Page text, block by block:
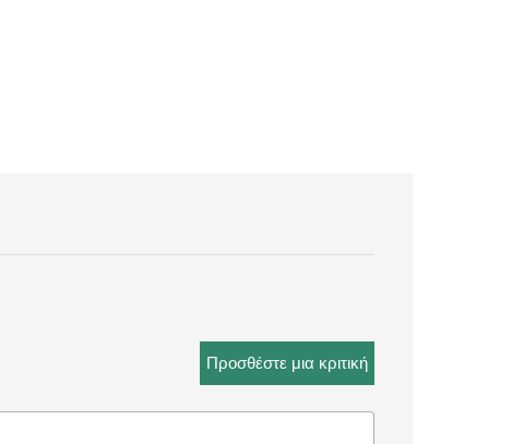
Προσθέστε μια κριτική